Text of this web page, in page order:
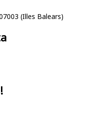
(Illes Balears)